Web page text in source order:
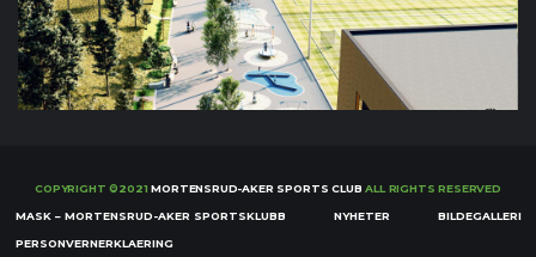
COPYRIGHT ©2021MORTENSRUD-AKER SPORTS CLUB ALL RIGHTS RESERVED
MASK – MORTENSRUD-AKER SPORTSKLUBB NYHETER BILDEGALLERI
PERSONVERNERKLAERING